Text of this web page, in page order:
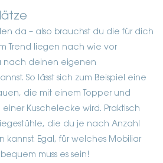
da – also brauchst du die für dich
Trend liegen nach wie vor
nach deinen eigenen
So lässt sich zum Beispiel eine
die mit einem Topper und
einer Kuschelecke wird. Praktisch
die du je nach Anzahl
kannst. Egal, für welches Mobiliar
muss es sein!